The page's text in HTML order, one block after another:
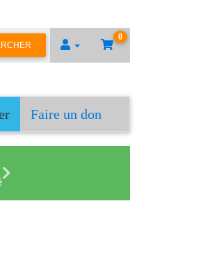
0
Faire un don